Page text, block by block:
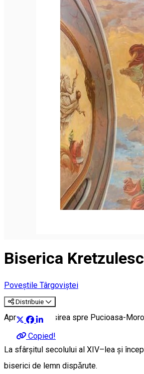
Biserica
Poveștile Târgoviștei
Distribuie
Copied!
Aproape de ieșirea spre Pucioasa-
La sfârşitul secolului al XIV–lea şi
biserici de lemn dispǎrute.